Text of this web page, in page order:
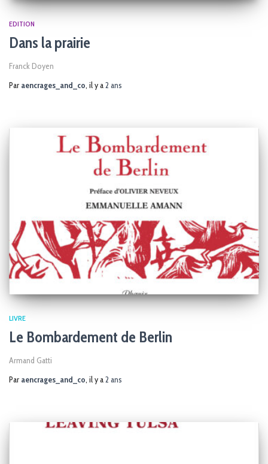
EDITION
Dans la prairie
Franck Doyen
Par aencrages_and_co , il y a2 ans
LIVRE
Le Bombardement de Berlin
Armand Gatti
Par aencrages_and_co, il y a2 ans